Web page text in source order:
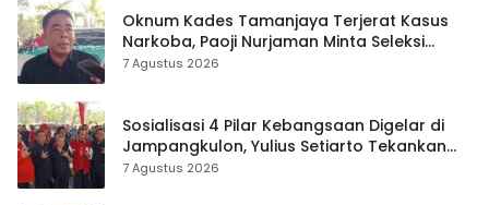
Oknum Kades Tamanjaya Terjerat Kasus
Narkoba, Paoji Nurjaman Minta Seleksi
Calon Kades Diperketat
7 Agustus 2026
Sosialisasi 4 Pilar Kebangsaan Digelar di
Jampangkulon, Yulius Setiarto Tekankan
Pentingnya Persatuan
7 Agustus 2026